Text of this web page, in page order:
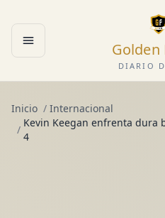
Abrir menú Golden
DIARIO
Inicio / Internacional
/
Kevin Keegan enfrenta dura
4